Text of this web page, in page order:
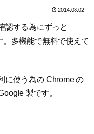
2014.08.02
認する為にずっと
多機能で無料で使えて
に使う為の Chrome の
製です。